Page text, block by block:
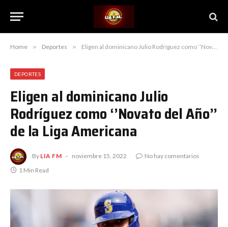
Home » Deportes » Eligen al dominicano Julio Rodríguez como ‘’Novato del Año’’ de la Liga Americana
DEPORTES
Eligen al dominicano Julio
Rodríguez como ‘’Novato del Año’’
de la Liga Americana
By LIA FM noviembre 15, 2022
No hay comentarios
1 Min Read